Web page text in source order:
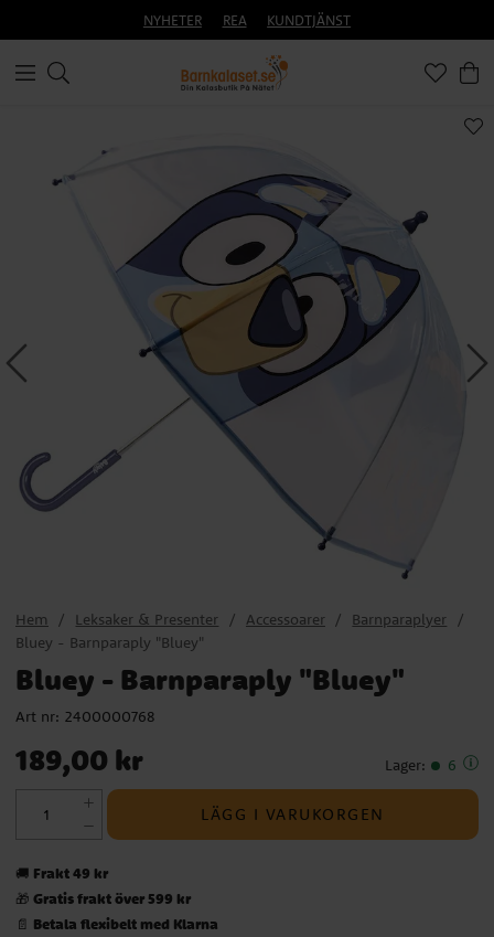
NYHETER REA KUNDTJÄNST
Hem Leksaker & Presenter Accessoarer
Barnparaplyer
Bluey - Barnparaply "Bluey"
Bluey - Barnparaply "Bluey"
Art nr: 2400000768
Pris:189,00 kr
189,00 kr Lager: 6
LÄGG I VARUKORGEN
🚚 Frakt 49 kr
🎁 Gratis frakt över 599 kr
📄 Betala flexibelt med Klarna